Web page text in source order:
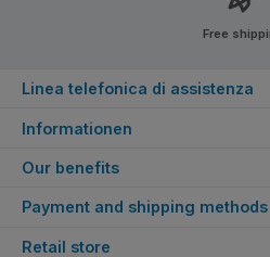
Free
Linea telefonica di assistenza
Informationen
Our benefits
Payment and shipping methods
Retail store